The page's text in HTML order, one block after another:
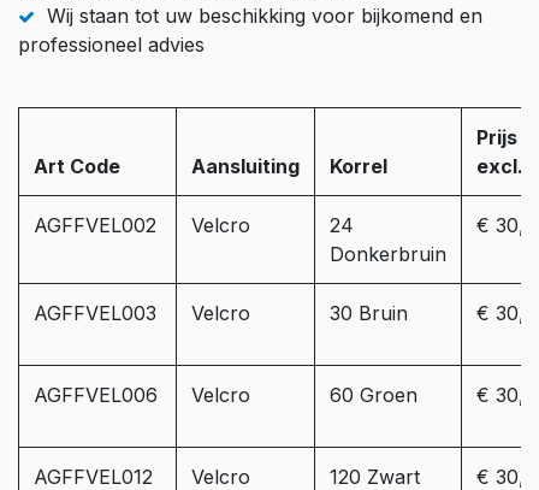
Wij staan tot uw beschikking voor bijkomend en
professioneel advies
Art Code Aansluiting Korrel
Prijs
excl.
AGFFVEL002 Velcro
24
Donkerbruin
€
AGFFVEL003 Velcro 30 Bruin €
AGFFVEL006 Velcro 60 Groen €
AGFFVEL012 Velcro 120 Zwart €